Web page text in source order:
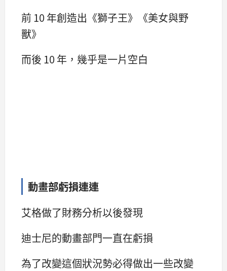
前 10 年創造出《獅子王》《美女與野
獸》
而後 10 年，幾乎是一片空白
動畫部虧損連連
艾格做了財務分析以後發現
迪士尼的動畫部門一直在虧損
為了改變這個狀況勢必得做出一些改變